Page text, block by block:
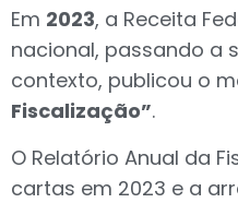
Em 2023, a Receita
nacional, passando a
contexto, publicou o
Fiscalização”.
O Relatório Anual da
cartas em 2023 e a